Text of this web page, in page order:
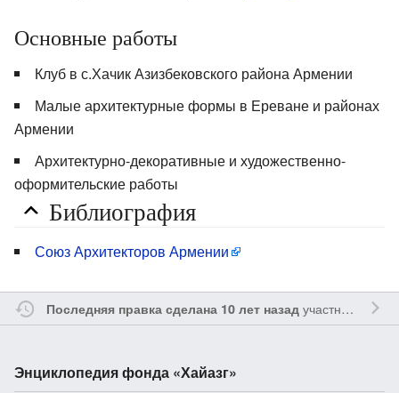
Основные работы
Клуб в с.Хачик Азизбековского района Армении
Малые архитектурные формы в Ереване и районах
Армении
Архитектурно-декоративные и художественно-
оформительские работы
Библиография
Союз Архитекторов Армении
Последняя правка сделана 10 лет назадучастником
Энциклопедия фонда «Хайазг»